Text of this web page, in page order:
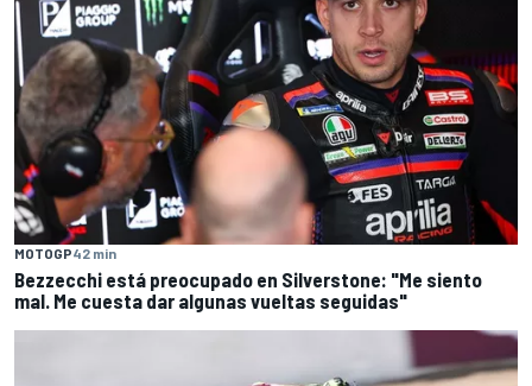
MOTOGP42 min
Bezzecchi está preocupado en Silverstone: "Me siento
mal. Me cuesta dar algunas vueltas seguidas"